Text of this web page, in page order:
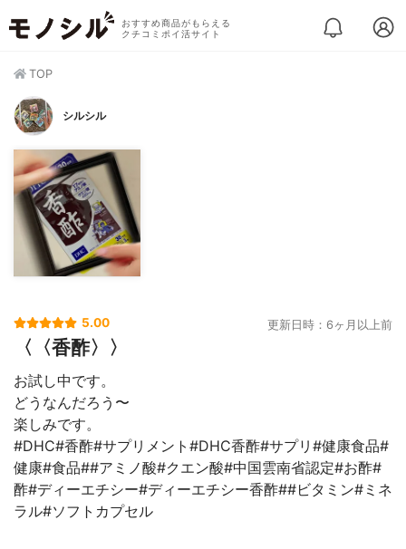
おすすめ商品がもらえる
クチコミポイ活サイト
TOP
シルシル
5.00 更新日時：6ヶ月以上前
〈〈香酢〉〉
お試し中です。
どうなんだろう〜
楽しみです。
#DHC#香酢#サプリメント#DHC香酢#サプリ#健康食品#
健康#食品##アミノ酸#クエン酸#中国雲南省認定#お酢#
酢#ディーエチシー#ディーエチシー香酢##ビタミン#ミネ
ラル#ソフトカプセル